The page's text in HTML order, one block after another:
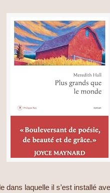
laquelle il s’est installé